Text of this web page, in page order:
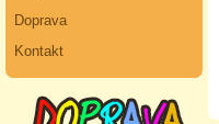
Doprava
Kontakt